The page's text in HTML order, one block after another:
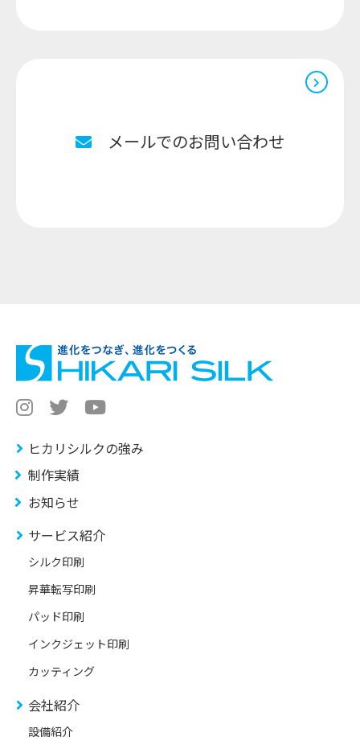
メールでのお問い合わせ
ヒカリシルクの強み
制作実績
お知らせ
サービス紹介
シルク印刷
昇華転写印刷
パッド印刷
インクジェット印刷
カッティング
会社紹介
設備紹介